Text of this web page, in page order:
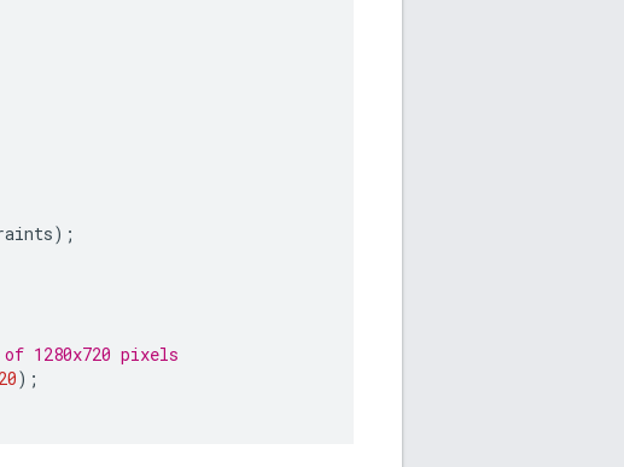
);
1280x720 pixels
);